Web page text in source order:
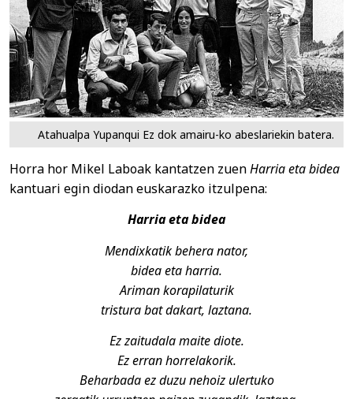
Atahualpa Yupanqui Ez dok amairu-ko abeslariekin batera.
Horra hor Mikel Laboak kantatzen zuenHarria eta bidea
kantuari egin diodan euskarazko itzulpena:
Harria eta bidea
Mendixkatik behera nator,
bidea eta harria.
Ariman korapilaturik
tristura bat dakart, laztana.
Ez zaitudala maite diote.
Ez erran horrelakorik.
Beharbada ez duzu nehoiz ulertuko